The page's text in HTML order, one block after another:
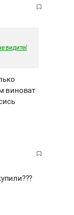
видите(
виноват